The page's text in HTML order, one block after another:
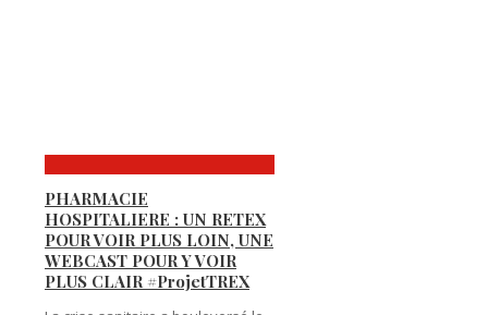
PHARMACIE
HOSPITALIERE : UN RETEX
POUR VOIR PLUS LOIN, UNE
WEBCAST POUR Y VOIR
PLUS CLAIR #ProjetTREX